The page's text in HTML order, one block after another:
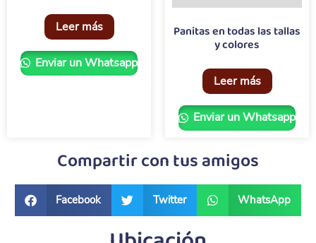
Leer más
Enviar un Whatsapp
Panitas en todas las tallas
y colores
Leer más
Enviar un Whatsapp
Compartir con tus amigos
Facebook Twitter WhatsApp